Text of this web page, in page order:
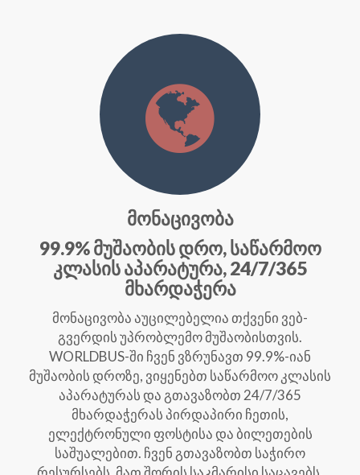
მონაცივობა
99.9% მუშაობის დრო, საწარმოო
კლასის აპარატურა, 24/7/365
მხარდაჭერა
მონაცივობა აუცილებელია თქვენი ვებ-
გვერდის უპრობლემო მუშაობისთვის.
WORLDBUS-ში ჩვენ ვზრუნავთ 99.9%-იან
მუშაობის დროზე, ვიყენებთ საწარმოო კლასის
აპარატურას და გთავაზობთ 24/7/365
მხარდაჭერას პირდაპირი ჩეთის,
ელექტრონული ფოსტისა და ბილეთების
საშუალებით. ჩვენ გთავაზობთ საჭირო